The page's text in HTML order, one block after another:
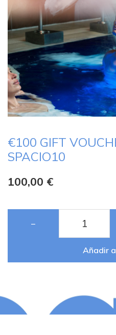
€100 GIFT
SPACIO10
100,00 €
−
Añadir